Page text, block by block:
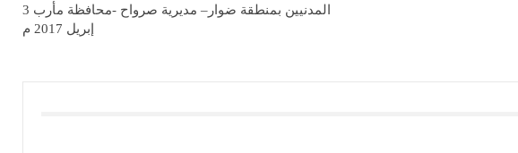
المدنيين بمنطقة ضوار– مديرية صرواح -محافظة مأرب 3
إبريل 2017 م